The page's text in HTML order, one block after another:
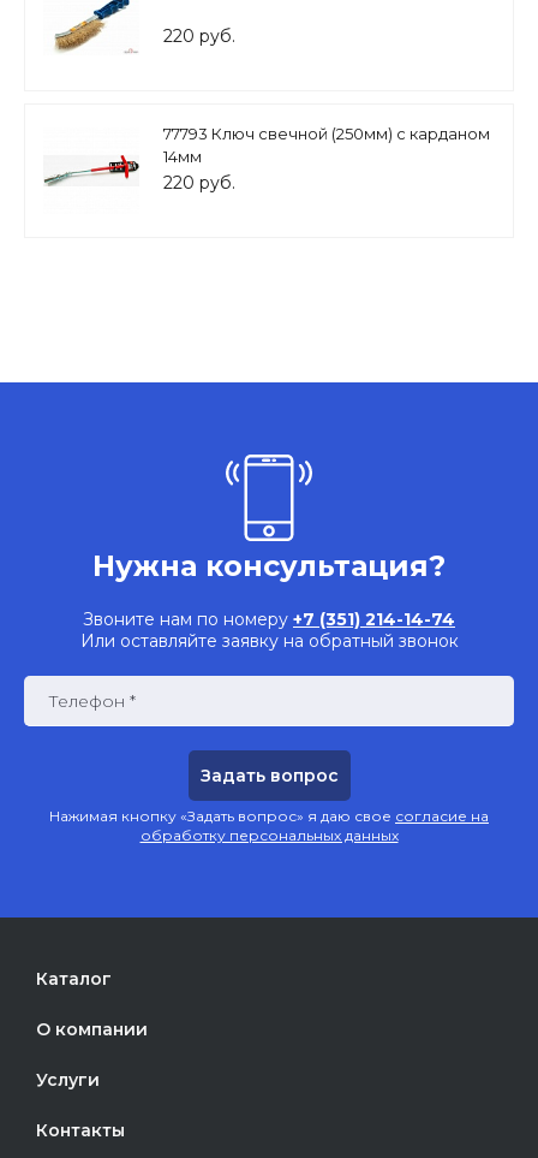
220 руб.
77793 Ключ свечной (250мм) с карданом
14мм
220 руб.
Нужна консультация?
Звоните нам по номеру +7 (351) 214-14-74
Или оставляйте заявку на обратный звонок
Телефон *
Нажимая кнопку «Задать вопрос» я даю свое согласие на
обработку персональных данных
Каталог
О компании
Услуги
Контакты